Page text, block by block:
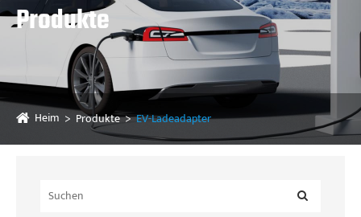
Produkte
Heim Produkte EV-Ladeadapter